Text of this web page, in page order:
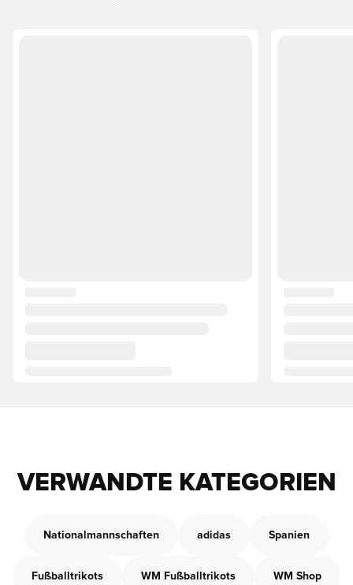
VERWANDTE KATEGORIEN
Nationalmannschaften adidas Spanien
Fußballtrikots WM Fußballtrikots WM Shop